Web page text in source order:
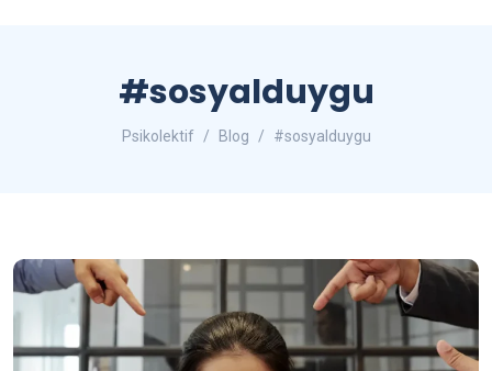
#sosyalduygu
Psikolektif Blog #sosyalduygu